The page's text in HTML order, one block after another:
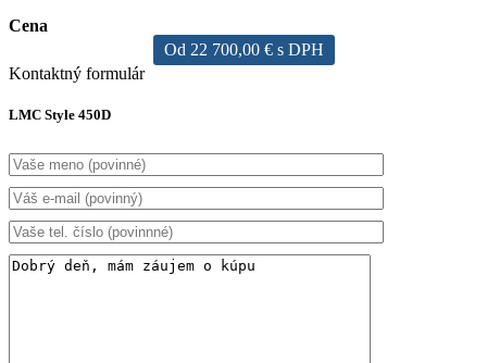
Cena
Od 22 700,00 € s DPH
Kontaktný formulár
LMC Style 450D